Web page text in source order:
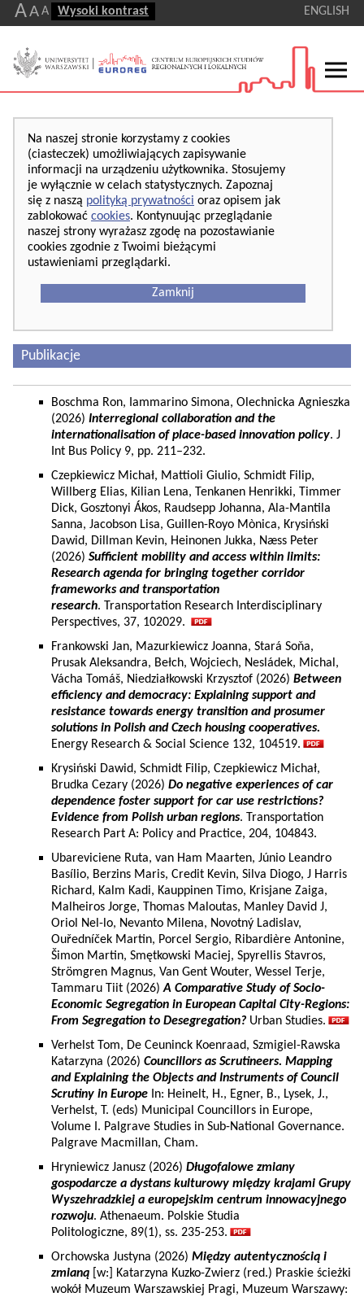
AA A Wysoki kontrast ENGLISH
Na naszej stronie korzystamy z cookies
(ciasteczek) umożliwiających zapisywanie
informacji na urządzeniu użytkownika. Stosujemy
je wyłącznie w celach statystycznych. Zapoznaj
się z naszą polityką prywatności oraz opisem jak
zablokować cookies. Kontynuując przeglądanie
naszej strony wyrażasz zgodę na pozostawianie
cookies zgodnie z Twoimi bieżącymi
ustawieniami przeglądarki.
Zamknij
Publikacje
Boschma Ron, Iammarino Simona, Olechnicka Agnieszka
(2026) Interregional collaboration and the
internationalisation of place-based innovation policy. J
Int Bus Policy 9, pp. 211–232.
Czepkiewicz Michał, Mattioli Giulio, Schmidt Filip,
Willberg Elias, Kilian Lena, Tenkanen Henrikki, Timmer
Dick, Gosztonyi Ákos, Raudsepp Johanna, Ala-Mantila
Sanna, Jacobson Lisa, Guillen-Royo Mònica, Krysiński
Dawid, Dillman Kevin, Heinonen Jukka, Næss Peter
(2026) Sufficient mobility and access within limits:
Research agenda for bringing together corridor
frameworks and transportation
research. Transportation Research Interdisciplinary
Perspectives, 37, 102029.
Frankowski Jan, Mazurkiewicz Joanna, Stará Soňa,
Prusak Aleksandra, Bełch, Wojciech, Nesládek, Michal,
Vácha Tomáš, Niedziałkowski Krzysztof (2026) Between
efficiency and democracy: Explaining support and
resistance towards energy transition and prosumer
solutions in Polish and Czech housing cooperatives.
Energy Research & Social Science 132, 104519.
Krysiński Dawid, Schmidt Filip, Czepkiewicz Michał,
Brudka Cezary (2026) Do negative experiences of car
dependence foster support for car use restrictions?
Evidence from Polish urban regions. Transportation
Research Part A: Policy and Practice, 204, 104843.
Ubareviciene Ruta, van Ham Maarten, Júnio Leandro
Basílio, Berzins Maris, Credit Kevin, Silva Diogo, J Harris
Richard, Kalm Kadi, Kauppinen Timo, Krisjane Zaiga,
Malheiros Jorge, Thomas Maloutas, Manley David J,
Oriol Nel-lo, Nevanto Milena, Novotný Ladislav,
Ouředníček Martin, Porcel Sergio, Ribardière Antonine,
Šimon Martin, Smętkowski Maciej, Spyrellis Stavros,
Strömgren Magnus, Van Gent Wouter, Wessel Terje,
Tammaru Tiit (2026)A Comparative Study of Socio-
Economic Segregation in European Capital City-Regions:
From Segregation to Desegregation? Urban Studies.
Verhelst Tom, De Ceuninck Koenraad, Szmigiel-Rawska
Katarzyna (2026) Councillors as Scrutineers. Mapping
and Explaining the Objects and Instruments of Council
Scrutiny in Europe In: Heinelt, H., Egner, B., Lysek, J.,
Verhelst, T. (eds) Municipal Councillors in Europe,
Volume I. Palgrave Studies in Sub-National Governance.
Palgrave Macmillan, Cham.
Hryniewicz Janusz (2026) Długofalowe zmiany
gospodarcze a dystans kulturowy między krajami Grupy
Wyszehradzkiej a europejskim centrum innowacyjnego
rozwoju. Athenaeum. Polskie Studia
Politologiczne, 89(1), ss. 235-253.
Orchowska Justyna (2026) Między autentycznością i
zmianą [w:] Katarzyna Kuzko-Zwierz (red.) Praskie ścieżki
wokół Muzeum Warszawskiej Pragi, Muzeum Warszawy: